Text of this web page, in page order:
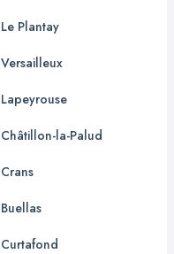
Le Plantay
Versailleux
Lapeyrouse
Châtillon-la-Palud
Crans
Buellas
Curtafond